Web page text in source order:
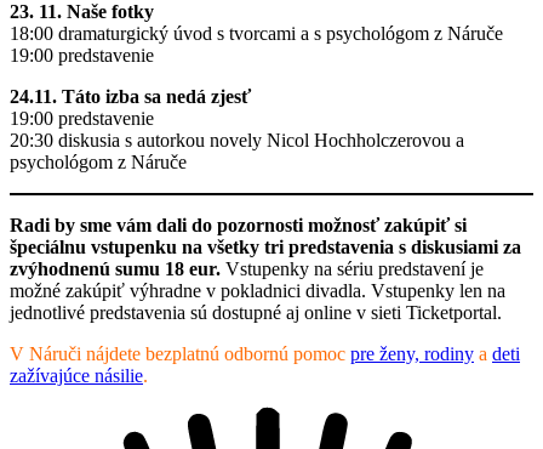
23. 11. Naše fotky
18:00 dramaturgický úvod s tvorcami a s psychológom z Náruče
19:00 predstavenie
24.11. Táto izba sa nedá zjesť
19:00 predstavenie
20:30 diskusia s autorkou novely Nicol Hochholczerovou a
psychológom z Náruče
Radi by sme vám dali do pozornosti možnosť zakúpiť si
špeciálnu vstupenku na všetky tri predstavenia s diskusiami za
zvýhodnenú sumu 18 eur. Vstupenky na sériu predstavení je
možné zakúpiť výhradne v pokladnici divadla. Vstupenky len na
jednotlivé predstavenia sú dostupné aj online v sieti Ticketportal.
V Náruči nájdete bezplatnú odbornú pomoc pre ženy, rodiny a deti
zažívajúce násilie.